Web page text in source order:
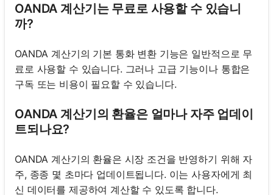
OANDA 계산기는 무료로 사용할 수 있습니
까?
OANDA 계산기의 기본 통화 변환 기능은 일반적으로 무
료로 사용할 수 있습니다. 그러나 고급 기능이나 통합은
구독 또는 비용이 필요할 수 있습니다.
OANDA 계산기의 환율은 얼마나 자주 업데이
트되나요?
OANDA 계산기의 환율은 시장 조건을 반영하기 위해 자
주, 종종 몇 초마다 업데이트됩니다. 이는 사용자에게 최
신 데이터를 제공하여 계산할 수 있도록 합니다.